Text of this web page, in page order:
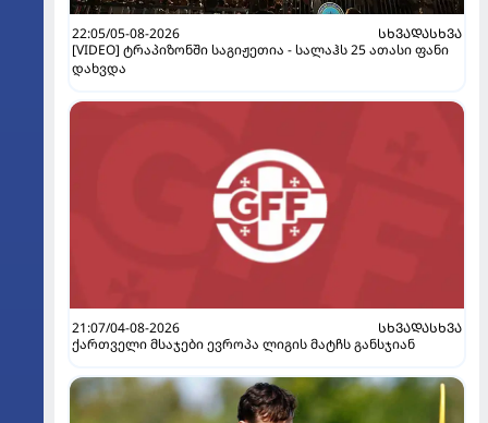
22:05/05-08-2026
ᲡᲮᲕᲐᲓᲐᲡᲮᲕᲐ
[VIDEO] ტრაპიზონში საგიჟეთია - სალაჰს 25 ათასი ფანი
დახვდა
21:07/04-08-2026
ᲡᲮᲕᲐᲓᲐᲡᲮᲕᲐ
ქართველი მსაჯები ევროპა ლიგის მატჩს განსჯიან